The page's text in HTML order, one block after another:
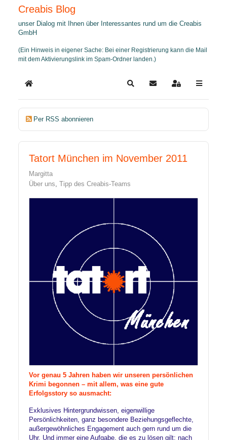
Creabis Blog
unser Dialog mit Ihnen über Interessantes rund um die Creabis
GmbH
(Ein Hinweis in eigener Sache: Bei einer Registrierung kann die Mail
mit dem Aktivierungslink im Spam-Ordner landen.)
Home SearchUpdates abonnieren
Sign In
Per RSS abonnieren
Tatort München im November 2011
Margitta
Über uns
Tipp des Creabis-Teams
Vor genau 5 Jahren haben wir unseren persönlichen
Krimi begonnen – mit allem, was eine gute
Erfolgsstory so ausmacht:
Exklusives Hintergrundwissen, eigenwillige
Persönlichkeiten, ganz besondere Beziehungsgeflechte,
außergewöhnliches Engagement auch gern rund um die
Uhr. Und immer eine Aufgabe, die es zu lösen gilt: nach